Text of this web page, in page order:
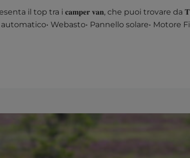
il top tra i 𝐜𝐚𝐦𝐩𝐞𝐫 𝐯𝐚𝐧, che puoi trovare
⁠Webasto•⁠ ⁠Pannello solare•⁠